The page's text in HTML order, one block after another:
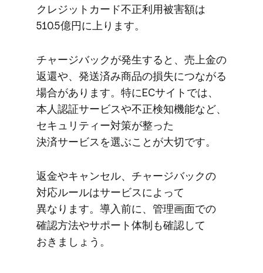
クレジットカード不正利用被害額は​
510.5億円に​上ります。
チャージバックが​発生すると、​売上金の​
返還や、​発送済み商品の​損失に​つながる​
場合が​あります。​特に​ECサイトでは、​
本人認証サービスや​不正検知機能など、​
セキュリティー対策が​整った​
決済サービスを​選ぶことが​大切です。
返金や​キャンセル、​チャージバックの​
対応ルールは​サービスに​よって​
異なります。​導入前に、​管理画面での​
確認方​法や​サポート体制も​確認して​
おきましょう。